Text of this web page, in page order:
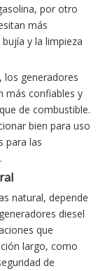
por otro
más
y la limpieza
los generadores
más confiables y
de combustible.
bien para uso
para las
natural, depende
diesel
que
largo, como
de